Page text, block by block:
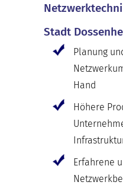
Stadt
Planung
Hand
Höhere
Erfahrene